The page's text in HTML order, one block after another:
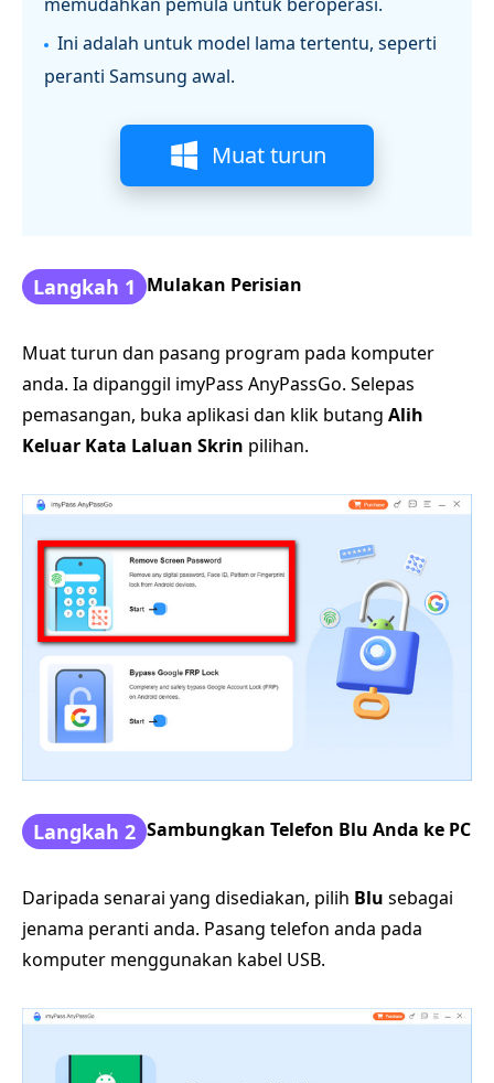
Ini adalah untuk model lama tertentu, seperti
peranti Samsung awal.
Muat turun
Langkah 1 Mulakan Perisian
Muat turun dan pasang program pada komputer
anda. Ia dipanggil imyPass AnyPassGo. Selepas
pemasangan, buka aplikasi dan klik butang Alih
Keluar Kata Laluan Skrin pilihan.
Langkah 2 Sambungkan Telefon Blu Anda ke PC
Daripada senarai yang disediakan, pilih Blu sebagai
jenama peranti anda. Pasang telefon anda pada
komputer menggunakan kabel USB.